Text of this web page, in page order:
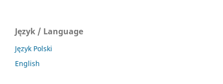
Język / Language
Język Polski
English